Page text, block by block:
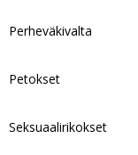
Perheväkivalta
Petokset
Seksuaalirikokset